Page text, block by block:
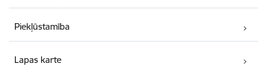
Piekļūstamība
Lapas karte